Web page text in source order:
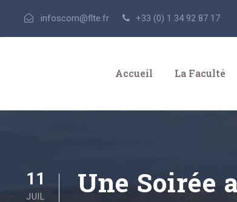
infoscom@flte.fr +33 (0) 1 34 92 87 17
Accueil La Faculté
11
JUIL Une Soirée